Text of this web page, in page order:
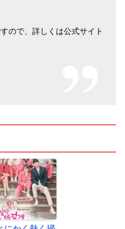
ので、詳しくは公式サイト